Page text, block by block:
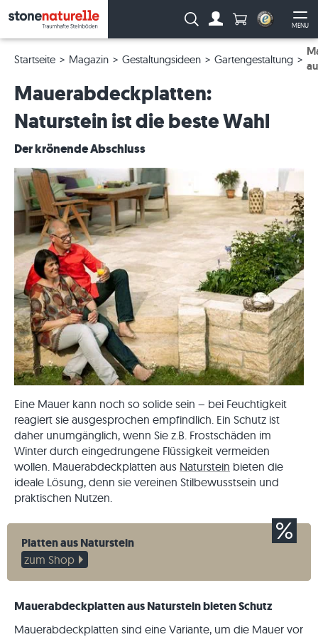
MENU
Suche: Anzahl
Startseite Magazin Gestaltungsideen Gartengestaltung
Mauerabdeckplatten:
Naturstein ist die beste Wahl
Der krönende Abschluss
Eine Mauer kann noch so solide sein – bei Feuchtigkeit
reagiert sie ausgesprochen empfindlich. Ein Schutz ist
daher unumgänglich, wenn Sie z.B. Frostschäden im
Winter durch eingedrungene Flüssigkeit vermeiden
wollen. Mauerabdeckplatten aus Naturstein bieten die
ideale Lösung, denn sie vereinen Stilbewusstsein und
praktischen Nutzen.
Platten aus Naturstein
zum Shop
Mauerabdeckplatten aus Naturstein bieten Schutz
Mauerabdeckplatten sind eine Variante, um die Mauer vor